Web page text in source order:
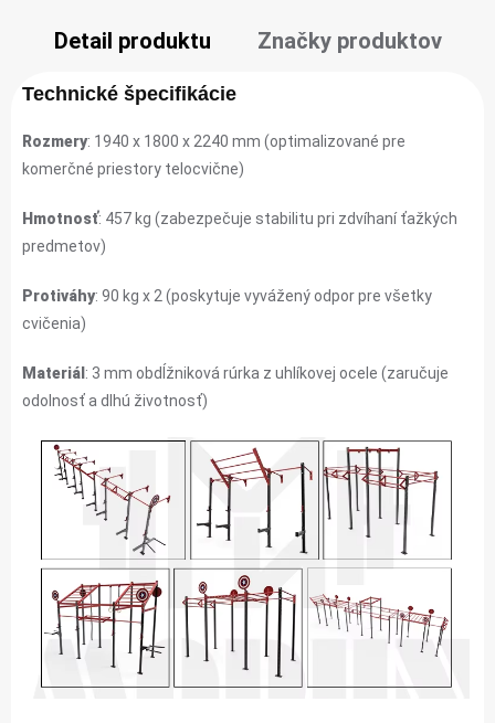
Detail produktu Značky produktov
Technické špecifikácie
Rozmery: 1940 x 1800 x 2240 mm (optimalizované pre
komerčné priestory telocvične)
Hmotnosť: 457 kg (zabezpečuje stabilitu pri zdvíhaní ťažkých
predmetov)
Protiváhy: 90 kg x 2 (poskytuje vyvážený odpor pre všetky
cvičenia)
Materiál : 3 mm obdĺžniková rúrka z uhlíkovej ocele (zaručuje
odolnosť a dlhú životnosť)